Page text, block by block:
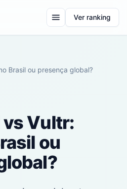
Ver ranking
Brasil ou presença global?
Vultr:
ou